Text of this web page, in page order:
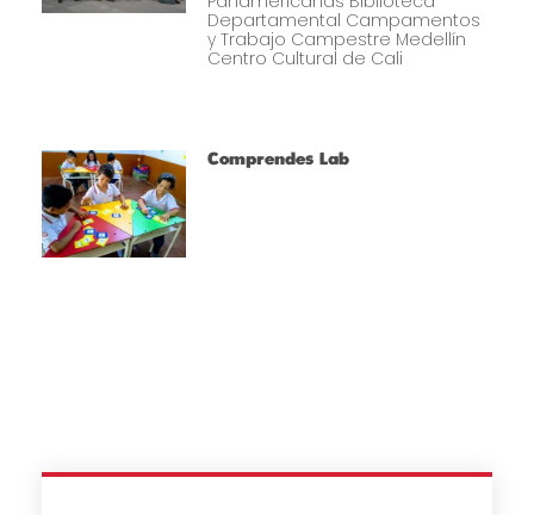
Departamental Campamentos
y Trabajo Campestre Medellín
Centro Cultural de Cali
Comprendes Lab